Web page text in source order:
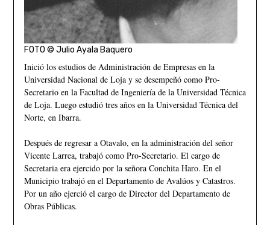
FOTO © Julio Ayala Baquero
Inició los estudios de Administración de Empresas en la
Universidad Nacional de Loja y se desempeñó como Pro-
Secretario en la Facultad de Ingeniería de la Universidad Técnica
de Loja. Luego estudió tres años en la Universidad Técnica del
Norte, en Ibarra.
Después de regresar a Otavalo, en la administración del señor
Vicente Larrea, trabajó como Pro-Secretario. El cargo de
Secretaria era ejercido por la señora Conchita Haro. En el
Municipio trabajó en el Departamento de Avalúos y Catastros.
Por un año ejerció el cargo de Director del Departamento de
Obras Públicas.